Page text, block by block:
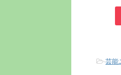
-芸能